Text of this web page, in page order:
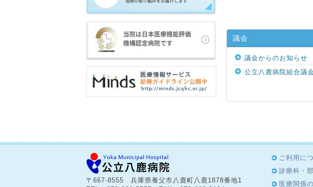
議会
議会からのお知らせ
公立八鹿病院組合議
〒667-8555 兵庫県養父市八鹿町八鹿1878番地1
ご利用に
診療科・
医療関係